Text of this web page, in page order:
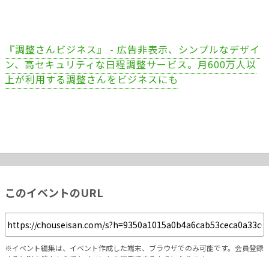
『調整さんビジネス』 - 広告非表示、シンプルなデザイ
ン、高セキュリティな日程調整サービス。月600万人以
上が利用する調整さんをビジネスにも
このイベントのURL
※イベント編集は、イベント作成した端末、ブラウザでのみ可能です。会員登録